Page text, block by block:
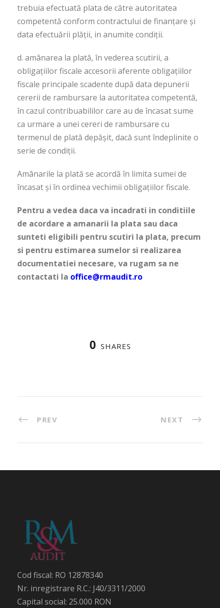
trebuia efectuată plata de către autoritatea
competentă conform contractului de finanţare şi
data efectuării plăţii, in anumite condiţii.
d. amânarea la plată, în vederea scutirii, a
obligaţiilor fiscale accesorii aferente obligaţiilor
fiscale principale scadente după data depunerii
cererii de rambursare la autoritatea competentă,
în cazul contribuabililor care au de încasat sume
ca urmare a unei cereri de rambursare cu
termenul de plată depăşit, dacă sunt îndeplinite o
serie de condiţii.
Amânarile la plată se acordă în limita sumei de
încasat şi în ordinea vechimii obligaţiilor fiscale.
Pentru a vedea daca va incadrati in conditiile
de acordare a amanarii la plata sau daca
sunteti eligibili pentru scutiri la plata, precum
si pentru estimarea sumelor si realizarea
documentatiei necesare, va rugam sa ne
contactati la office@rmaudit.ro
0 SHARES
PREV NEXT
Cod fiscal: RO 12878340
Nr. inregistrare R.C.: J40/3311/2000
Capital social: 25.000 RON